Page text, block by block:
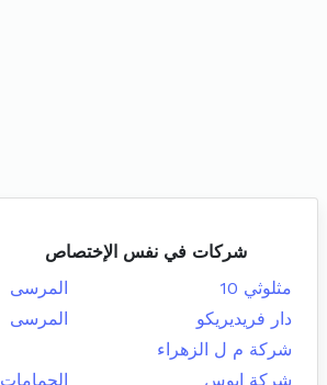
شركات في نفس الإختصاص
مثلوثي 10
المرسى
دار فريديريكو
المرسى
شركة م ل الزهراء
شركة ايوس
الحمامات